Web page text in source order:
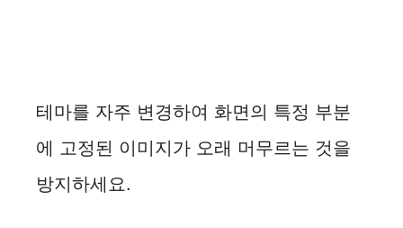
테마를 자주 변경하여 화면의 특정 부분
에 고정된 이미지가 오래 머무르는 것을
방지하세요.